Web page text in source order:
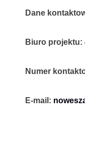
Dane
Biuro projektu:
Numer
E-mail: